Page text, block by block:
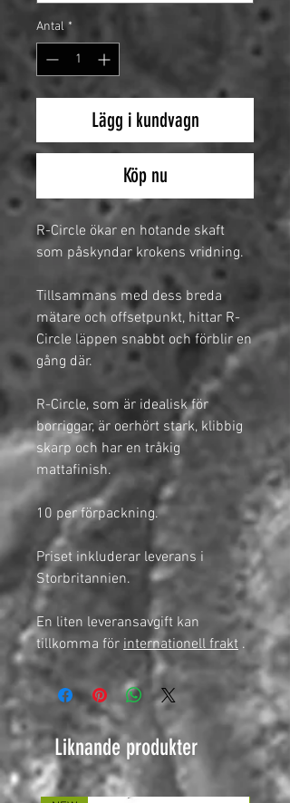
Antal *
Lägg i kundvagn
Köp nu
R-Circle ökar en hotande skaft
som påskyndar krokens vridning.
Tillsammans med dess breda
mätare och offsetpunkt, hittar R-
Circle läppen snabbt och förblir en
gång där.
R-Circle, som är idealisk för
borriggar, är oerhört stark, klibbig
skarp och har en tråkig
mattafinish.
10 per förpackning.
Priset inkluderar leverans i
Storbritannien.
En liten leveransavgift kan
tillkomma för internationell frakt .
Liknande produkter